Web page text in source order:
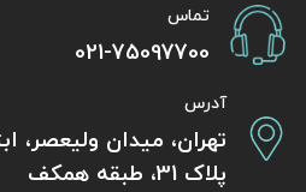
تماس
021-75097700
آدرس
تهران، میدان ولیعصر،
پلاک 31، طبقه همکف